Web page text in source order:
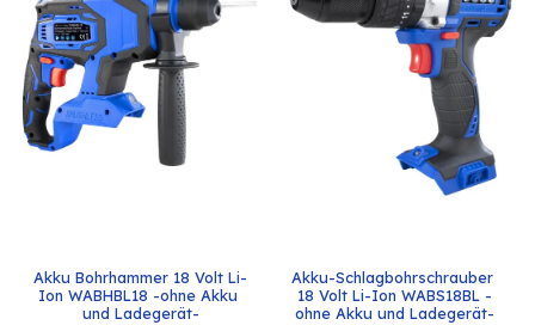
Akku Bohrhammer 18 Volt Li-
Ion WABHBL18 -ohne Akku
und Ladegerät-
Akku-Schlagbohrschrauber
18 Volt Li-Ion WABS18BL -
ohne Akku und Ladegerät-